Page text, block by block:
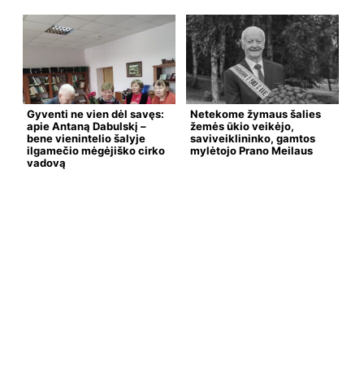
Gyventi ne vien dėl savęs:
apie Antaną Dabulskį –
bene vienintelio šalyje
ilgamečio mėgėjiško cirko
vadovą
Netekome žymaus šalies
žemės ūkio veikėjo,
saviveiklininko, gamtos
mylėtojo Prano Meilaus